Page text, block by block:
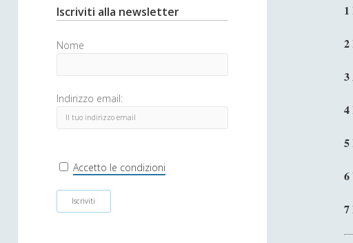
i
t
r
c
b
o
k
u
u
e
S
i
e
b
r
Iscriviti alla newsletter
Nome
Indirizzo email:
Accetto le condizioni
2
3
4
5
6
7